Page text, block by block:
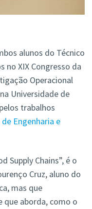
alunos do Técnico
XIX Congresso da
Operacional
Universidade de
trabalhos
Engenharia e
Supply Chains”, é o
Cruz, aluno do
mas que
que aborda, como o